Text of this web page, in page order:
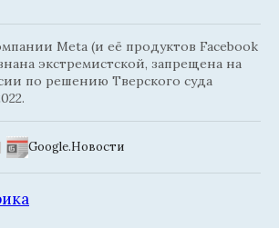
Meta (и её продуктов Facebook
экстремистской, запрещена на
по решению Тверского суда
| Google.Новости